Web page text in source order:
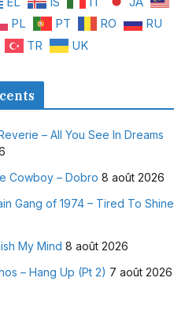
PL PT RO
RU
TR UK
– All You See In Dreams
Cowboy – Dobro 8 août 2026
Gang of 1974 – Tired To Shine
My Mind 8 août 2026
– Hang Up (Pt 2) 7 août 2026